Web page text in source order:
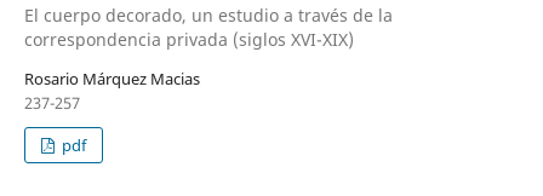
El cuerpo decorado, un estudio a través de la
correspondencia privada (siglos XVI-XIX)
Rosario Márquez Macias
237-257
pdf